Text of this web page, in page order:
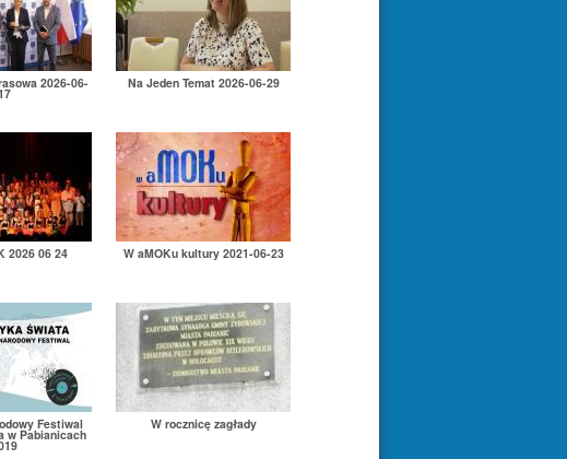
2026-06- Na Jeden Temat 2026-06-29
2026 06 24 W aMOKu kultury 2021-06-23
Festiwal
w Pabianicach
W rocznicę zagłady